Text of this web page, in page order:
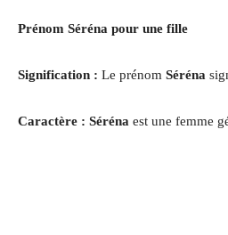
Prénom Séréna pour une fille
Signification : Le prénom Séréna
Caractère : Séréna est une femme